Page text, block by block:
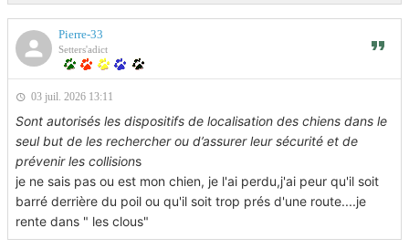
Pierre-33
Setters'adict
03 juil. 2026 13:11
Sont autorisés les dispositifs de localisation des chiens dans le
seul but de les rechercher ou d’assurer leur sécurité et de
prévenir les collisions
je ne sais pas ou est mon chien, je l'ai perdu,j'ai peur qu'il soit
barré derrière du poil ou qu'il soit trop prés d'une route....je
rente dans " les clous"